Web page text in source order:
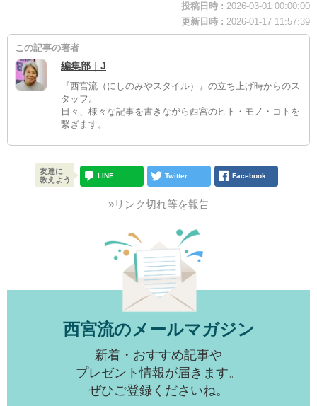
投稿日時 : 2026-03-01 00:00:00
更新日時 : 2026-01-17 11:57:39
この記事の著者
編集部｜J
『西宮流（にしのみやスタイル）』の立ち上げ時からのス
タッフ。
日々、様々な記事を書きながら西宮のヒト・モノ・コトを
繋ぎます。
友達に
教えよう
LINE Twitter Facebook
»リンク切れ等を報告
西宮流のメールマガジン
新着・おすすめ記事や
プレゼント情報が届きます。
ぜひご登録くださいね。